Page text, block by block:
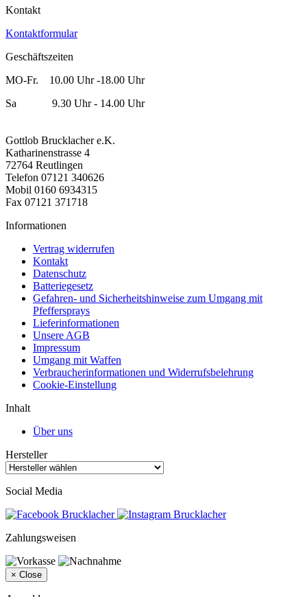
Kontakt
Kontaktformular
Geschäftszeiten
MO-Fr. 10.00 Uhr -18.00 Uhr
Sa 9.30 Uhr - 14.00 Uhr
Gottlob Brucklacher e.K.
Katharinenstrasse 4
72764 Reutlingen
Telefon 07121 340626
Mobil 0160 6934315
Fax 07121 371718
Informationen
Vertrag widerrufen
Kontakt
Datenschutz
Batteriegesetz
Gefahren- und Sicherheitshinweise zum Umgang mit
Pfeffersprays
Lieferinformationen
Unsere AGB
Impressum
Umgang mit Waffen
Verbraucherinformationen und Widerrufsbelehrung
Cookie-Einstellung
Inhalt
Über uns
Hersteller
Social Media
Zahlungsweisen
× Close